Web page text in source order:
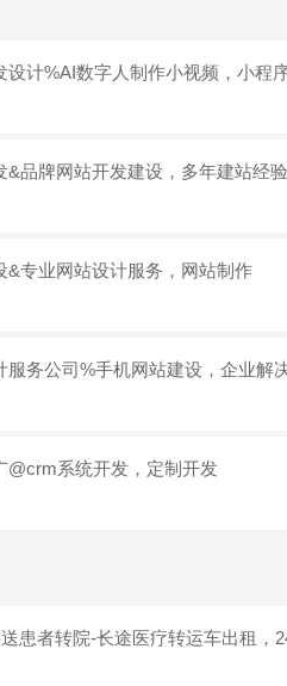
设计%AI数字人制作小视频，小程
&品牌网站开发建设，多年建站经验
&专业网站设计服务，网站制作
服务公司%手机网站建设，企业解
@crm系统开发，定制开发
患者转院-长途医疗转运车出租，